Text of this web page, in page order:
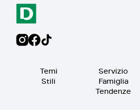
Temi
Stili
Servizio
Famiglia
Tendenze